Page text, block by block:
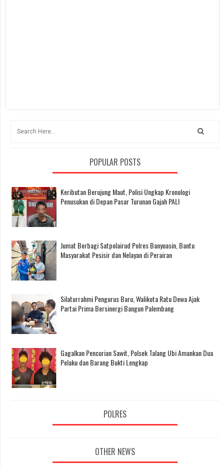
POPULAR POSTS
Keributan Berujung Maut, Polisi Ungkap Kronologi
Penusukan di Depan Pasar Turunan Gajah PALI
Jumat Berbagi Satpolairud Polres Banyuasin, Bantu
Masyarakat Pesisir dan Nelayan di Perairan
Silaturrahmi Pengurus Baru, Walikota Ratu Dewa Ajak
Partai Prima Bersinergi Bangun Palembang
Gagalkan Pencurian Sawit, Polsek Talang Ubi Amankan Dua
Pelaku dan Barang Bukti Lengkap
POLRES
OTHER NEWS